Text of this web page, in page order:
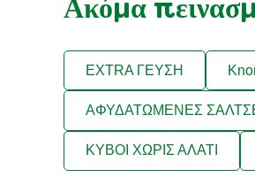
Ακόμα
EXTRA ΓΕΥΣΗ
ΑΦΥΔΑΤΩΜΕΝΕΣ
ΚΥΒΟΙ ΧΩΡΙΣ ΑΛΑΤΙ